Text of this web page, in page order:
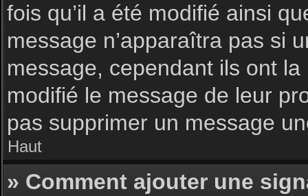
fois qu’il a été modifié ainsi
message n’apparaîtra pas si
message, cependant ils ont
modifié le message de leur
pas supprimer un message
Haut
» Comment ajouter une